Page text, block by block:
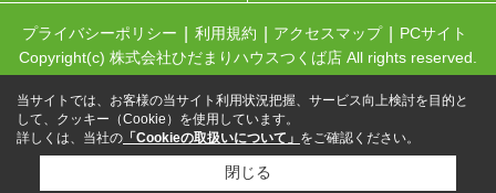
プライバシーポリシー 利用規約 アクセスマップ
PCサイト
Copyright(c) 株式会社ひだまりハウスつくば店 All rights reserved.
当サイトでは、お客様の当サイト利用状況把握、サービス向上検討を目的と
して、クッキー（Cookie）を使用しています。
詳しくは、当社の 「Cookieの取扱いについて」 をご確認ください。
閉じる